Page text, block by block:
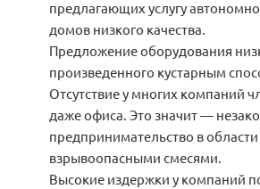
предлагающих услугу
домов низкого качества.
Предложение оборудования
произведенного кустарным
Отсутствие у многих компаний
даже офиса. Это значит —
предпринимательство в
взрывоопасными смесями.
Высокие издержки у компаний